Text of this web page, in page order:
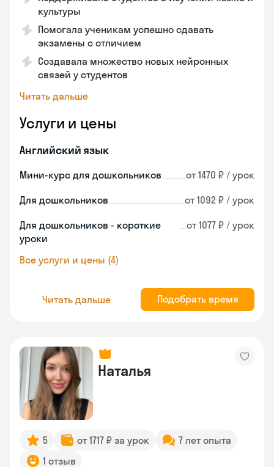
культуры
Помогала ученикам успешно сдавать
экзамены с отличием
Создавала множество новых нейронных
связей у студентов
Читать дальше
Услуги и цены
Английский язык
Мини-курс для дошкольников от 1470 ₽ / урок
Для дошкольников от 1092 ₽ / урок
Для дошкольников - короткие
уроки
от 1077 ₽ / урок
Все услуги и цены (4)
Читать дальше Подобрать время
Наталья
5 от 1717 ₽ за урок
7 лет опыта
1 отзыв